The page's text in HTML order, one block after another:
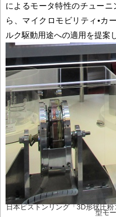
によるモータ特性のチュー
ら、マイクロモビリティ•カ
ルク駆動用途への適用を提案
日本ピストンリング「3D形状圧
型モ